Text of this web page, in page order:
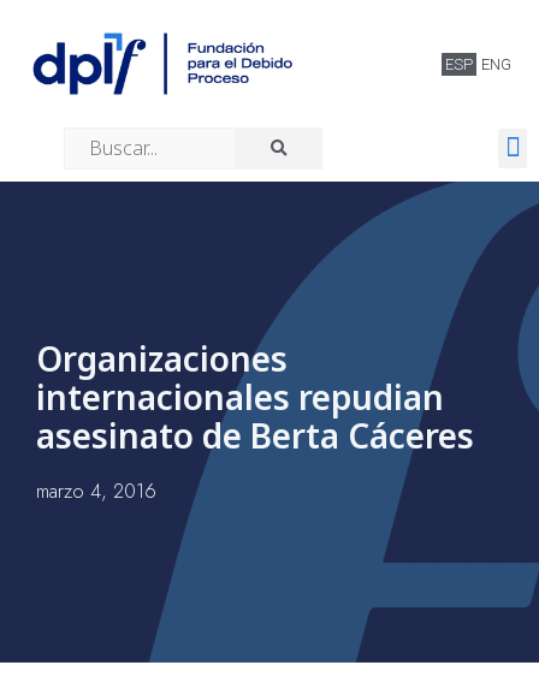
ESP ENG
Organizaciones
internacionales repudian
asesinato de Berta Cáceres
marzo 4, 2016